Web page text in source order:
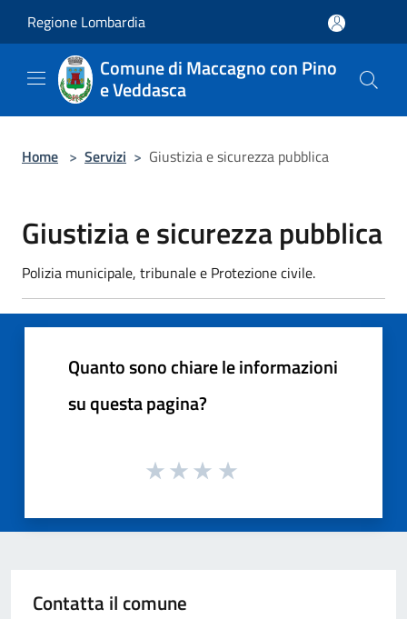
Regione Lombardia
Comune di Maccagno con Pino
e Veddasca
Home > Servizi > Giustizia e sicurezza pubblica
Giustizia e sicurezza pubblica
Polizia municipale, tribunale e Protezione civile.
Quanto sono chiare le informazioni
su questa pagina?
Contatta il comune